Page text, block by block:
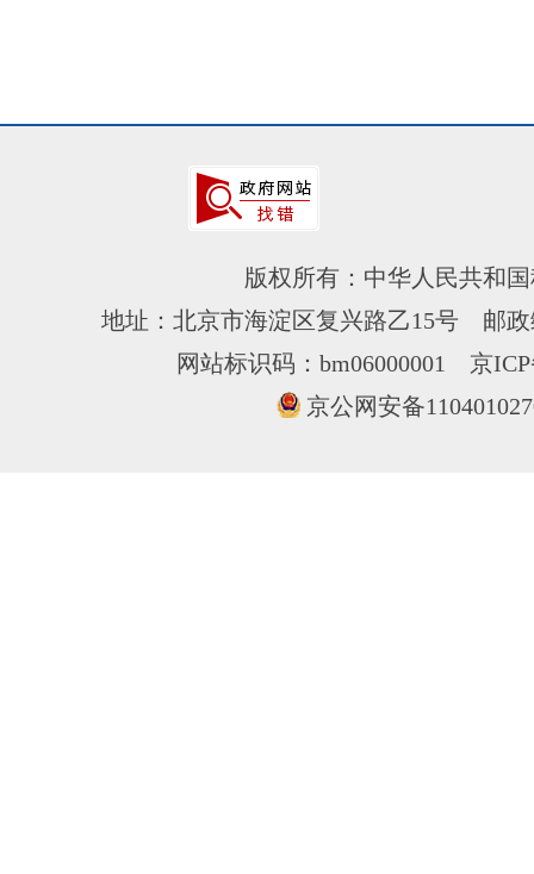
版权所有：中华人民共和
地址：北京市海淀区复兴路乙15号 邮
网站标识码：bm06000001 京
京公网安备